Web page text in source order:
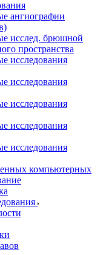
ангиографии
исслед. брюшной
пространства
исследования
исследования
исследования
исследования
исследования
компьютерных